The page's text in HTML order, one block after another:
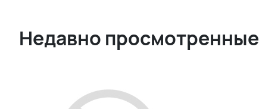
Недавно просмотренные